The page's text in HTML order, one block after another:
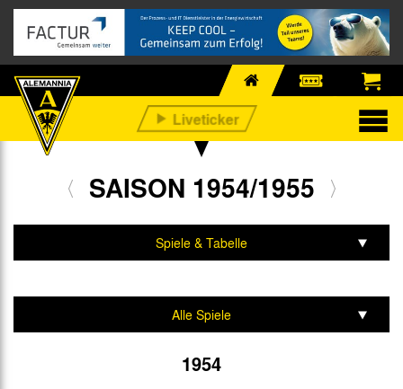
SAISON 1954/1955
Spiele & Tabelle
Alle Spiele
1954